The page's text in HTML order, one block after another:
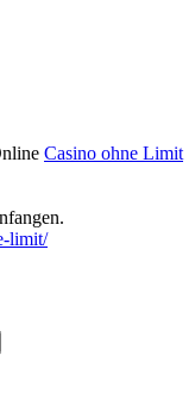
Casino ohne Limit
limit/